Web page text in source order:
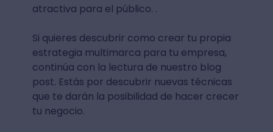
atractiva para el público. .
Si quieres descubrir como crear tu propia
estrategia multimarca para tu empresa,
continúa con la lectura de nuestro blog
post. Estás por descubrir nuevas técnicas
que te darán la posibilidad de hacer crecer
tu negocio.